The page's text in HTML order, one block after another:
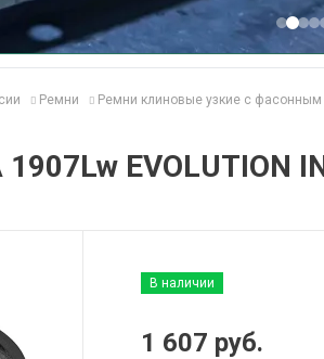
Ремни
Ремни клиновые узкие с фасонным
EVOLUTION
В наличии
1 607 руб.